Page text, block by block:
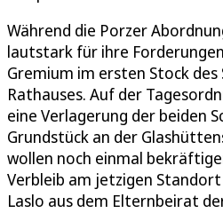
Während die Porzer
lautstark für ihre
Gremium im ersten Stock des
Rathauses. Auf der
eine Verlagerung der beiden
Grundstück an der
wollen noch einmal
Verbleib am jetzigen
Laslo aus dem Elternbeirat